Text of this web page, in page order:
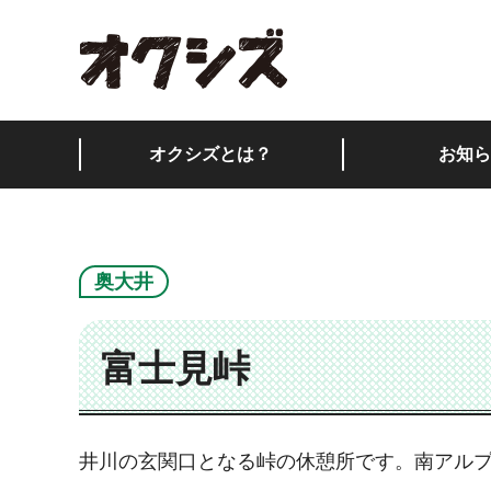
オクシズとは？ お知
奥大井
富士見峠
井川の玄関口となる峠の休憩所です。南アル